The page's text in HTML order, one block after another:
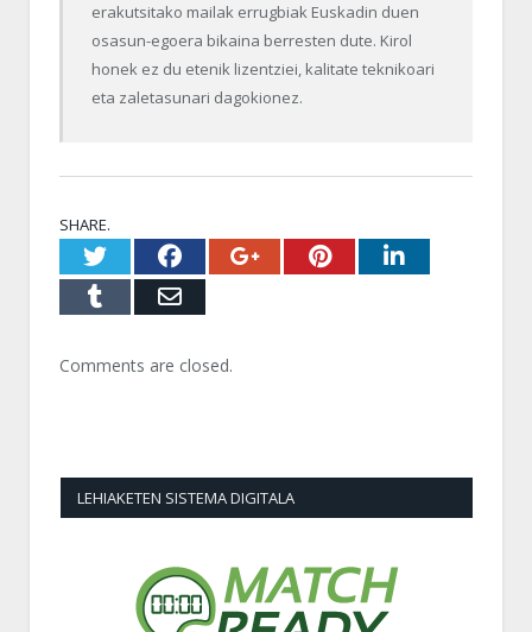
erakutsitako mailak errugbiak Euskadin duen
osasun-egoera bikaina berresten dute. Kirol
honek ez du etenik lizentziei, kalitate teknikoari
eta zaletasunari dagokionez.
SHARE.
TwitterFacebookGoogle+Pinterest
TumblrEmail
Comments are closed.
LEHIAKETEN SISTEMA DIGITALA